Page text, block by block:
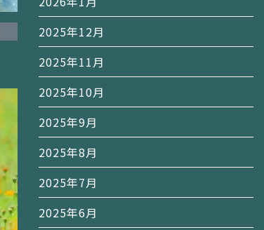
2025年12月
2025年11月
2025年10月
2025年9月
2025年8月
2025年7月
2025年6月